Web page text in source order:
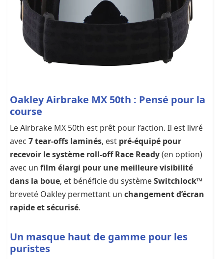
Oakley Airbrake MX 50th : Pensé pour la
course
Le Airbrake MX 50th est prêt pour l’action. Il est livré
avec 7 tear-offs laminés, est pré-équipé pour
recevoir le système roll-off Race Ready(en option)
avec un film élargi pour une meilleure visibilité
dans la boue, et bénéficie du systèmeSwitchlock™
breveté Oakley permettant un changement d’écran
rapide et sécurisé.
Un masque haut de gamme pour les
puristes